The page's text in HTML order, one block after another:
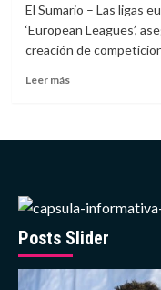
Start
Connecting:
The
for
Relationships
El Sumario – Las ligas
‘European Leagues’,
creación de
Leer másLeer
de
las
de
Posts Slider